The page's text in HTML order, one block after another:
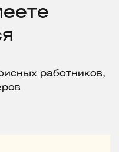
работников,